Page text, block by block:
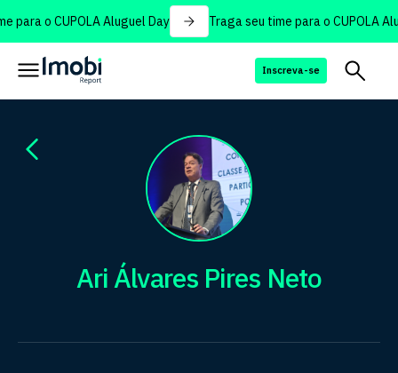
para o CUPOLA Aluguel Day Traga seu time para o CUPOLA
Inscreva-se
Ari Álvares Pires Neto